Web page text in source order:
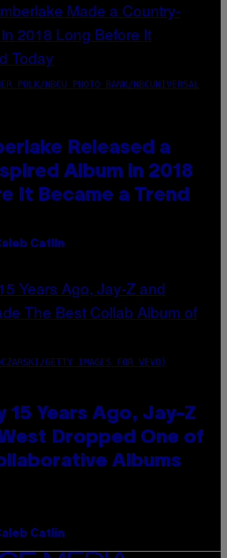
POLK/NBCU PHOTO BANK/NBCUNIVERSAL
Released a
Album in 2018
It Became a Trend
Catlin
GETTY IMAGES FOR VEVO)
15 Years Ago, Jay-Z
Dropped One of
Albums
Catlin